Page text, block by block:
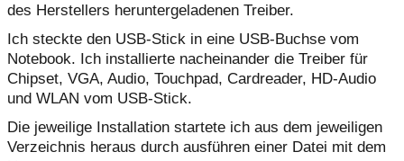
des Herstellers heruntergeladenen Treiber.
Ich steckte den USB-Stick in eine USB-Buchse vom
Notebook. Ich installierte nacheinander die Treiber für
Chipset, VGA, Audio, Touchpad, Cardreader, HD-Audio
und WLAN vom USB-Stick.
Die jeweilige Installation startete ich aus dem jeweiligen
Verzeichnis heraus durch ausführen einer Datei mit dem